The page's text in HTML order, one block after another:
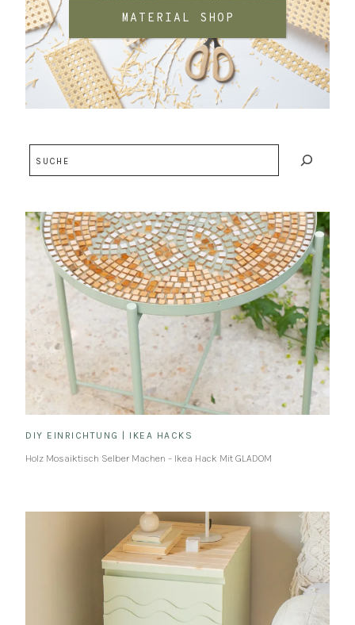
MATERIAL SHOP
DIY EINRICHTUNG IKEA HACKS
Holz Mosaiktisch Selber Machen – Ikea Hack Mit GLADOM